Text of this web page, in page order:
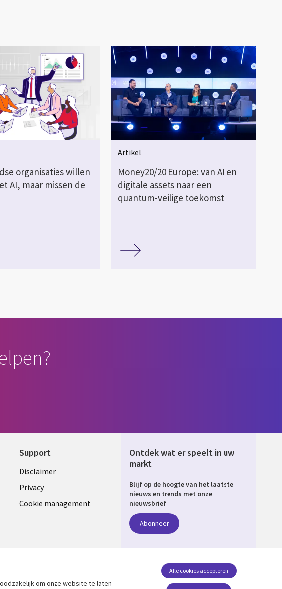
organisaties willen
AI, maar missen de
Artikel
Money20/20 Europe: van AI en
digitale assets naar een
quantum-veilige toekomst
Support
Legal
NETHERLANDS
Disclaimer
Privacy
Cookie management
Ontdek wat er speelt in uw
markt
Blijf op de hoogte van het laatste
nieuws en trends met onze
nieuwsbrief
Abonneer
om onze website te laten
Alle cookies accepteren